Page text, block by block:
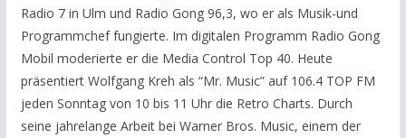
Radio 7 in Ulm und Radio Gong 96,3, wo er als Musik-und
Programmchef fungierte. Im digitalen Programm Radio Gong
Mobil moderierte er die Media Control Top 40. Heute
präsentiert Wolfgang Kreh als “Mr. Music” auf 106.4 TOP FM
jeden Sonntag von 10 bis 11 Uhr die Retro Charts. Durch
seine jahrelange Arbeit bei Warner Bros. Music, einem der